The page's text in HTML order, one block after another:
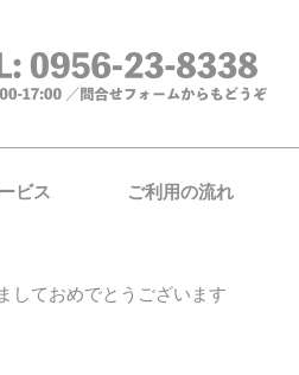
ビス ご利用の流れ
しておめでとうございます